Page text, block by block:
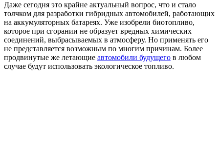
Даже сегодня это крайне актуальный вопрос, что и стало
толчком для разработки гибридных автомобилей, работающих
на аккумуляторных батареях. Уже изобрели биотопливо,
которое при сгорании не образует вредных химических
соединений, выбрасываемых в атмосферу. Но применять его
не представляется возможным по многим причинам. Более
продвинутые же летающие автомобили будущего в любом
случае будут использовать экологическое топливо.